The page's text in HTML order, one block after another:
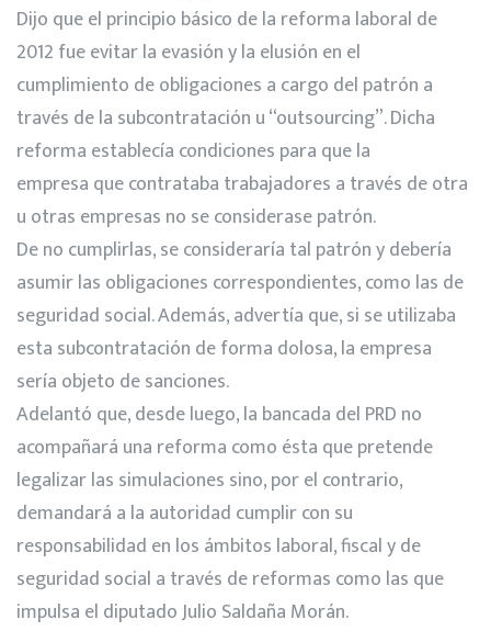
Dijo que el principio básico de la reforma laboral de
2012 fue evitar la evasión y la elusión en el
cumplimiento de obligaciones a cargo del patrón a
través de la subcontratación u “outsourcing”. Dicha
reforma establecía condiciones para que la
empresa que contrataba trabajadores a través de otra
u otras empresas no se considerase patrón.
De no cumplirlas, se consideraría tal patrón y debería
asumir las obligaciones correspondientes, como las de
seguridad social. Además, advertía que, si se utilizaba
esta subcontratación de forma dolosa, la empresa
sería objeto de sanciones.
Adelantó que, desde luego, la bancada del PRD no
acompañará una reforma como ésta que pretende
legalizar las simulaciones sino, por el contrario,
demandará a la autoridad cumplir con su
responsabilidad en los ámbitos laboral, fiscal y de
seguridad social a través de reformas como las que
impulsa el diputado Julio Saldaña Morán.